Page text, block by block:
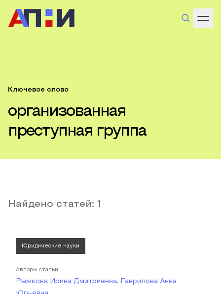
Ключевое слово
организованная
преступная группа
Найдено статей: 1
Юридические науки
Авторы статьи
Рыжкова Ирина Дмитриевна, Гаврилова Анна